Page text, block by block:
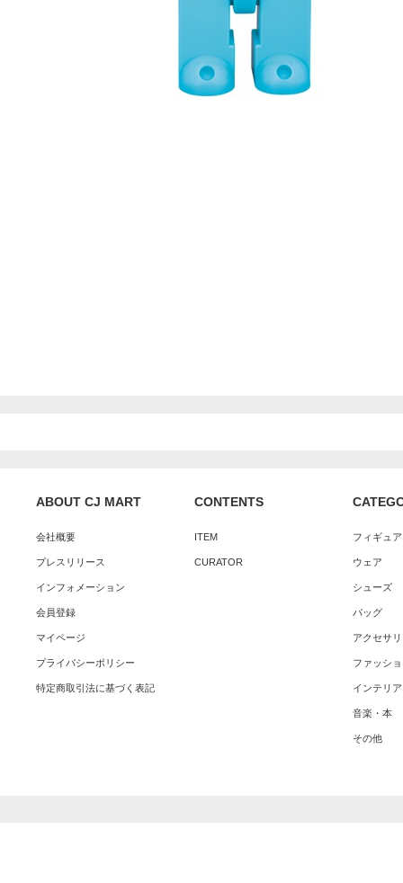
ABOUT CJ MART
会社概要
プレスリリース
インフォメーション
会員登録
マイページ
プライバシーポリシー
特定商取引法に基づく表記
CONTENTS
ITEM
CURATOR
フィギュ
ウェア
シューズ
バッグ
アクセサ
ファッシ
インテリア
音楽・本
その他